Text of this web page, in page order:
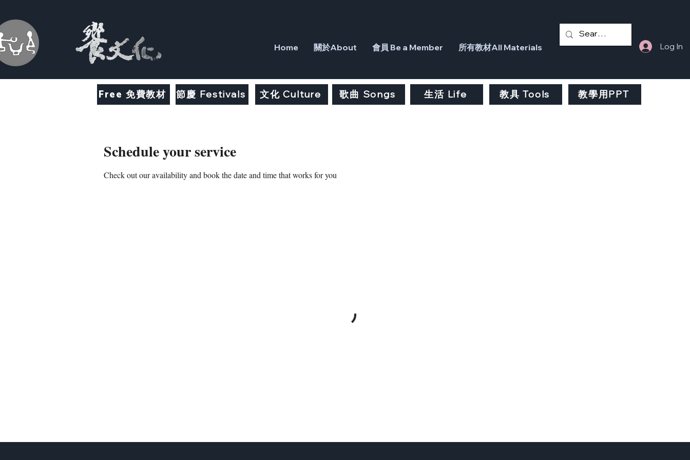
Home 關於About 會員 Be a Member 所有教材All Materials Log In
Free 免費教材 節慶 Festivals 文化 Culture 歌曲 Songs 生活 Life 教具 Tools 教學用PPT
Schedule your service
Check out our availability and book the date and time that works for you